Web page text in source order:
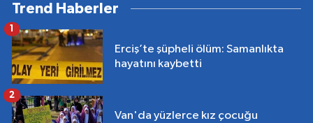
Trend Haberler
Erciş’te şüpheli ölüm: Samanlıkta
hayatını kaybetti
1
Van'da yüzlerce kız çocuğu
2